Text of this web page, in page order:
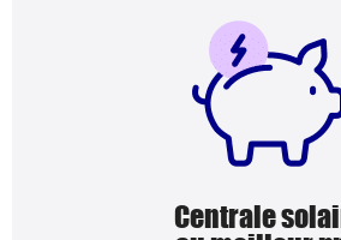
Centrale